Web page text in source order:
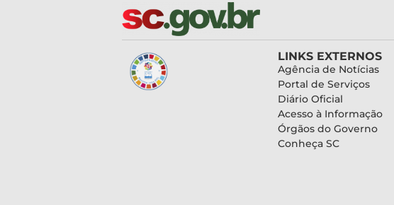
LINKS EXTERNOS
Agência de Notícias
Portal de Serviços
Diário Oficial
Acesso à Informação
Órgãos do Governo
Conheça SC